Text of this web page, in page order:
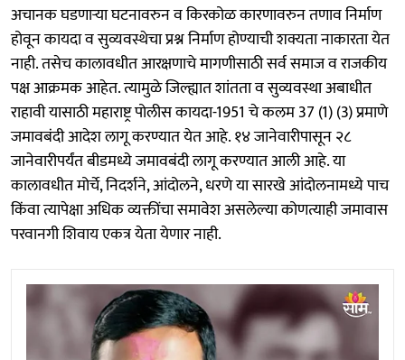
अचानक घडणाऱ्या घटनावरुन व किरकोळ कारणावरुन तणाव निर्माण
होवून कायदा व सुव्यवस्थेचा प्रश्न निर्माण होण्याची शक्यता नाकारता येत
नाही. तसेच कालावधीत आरक्षणाचे मागणीसाठी सर्व समाज व राजकीय
पक्ष आक्रमक आहेत. त्यामुळे जिल्ह्यात शांतता व सुव्यवस्था अबाधीत
राहावी यासाठी महाराष्ट्र पोलीस कायदा-1951 चे कलम 37 (1) (3) प्रमाणे
जमावबंदी आदेश लागू करण्यात येत आहे. १४ जानेवारीपासून २८
जानेवारीपर्यंत बीडमध्ये जमावबंदी लागू करण्यात आली आहे. या
कालावधीत मोर्चे, निदर्शने, आंदोलने, धरणे या सारखे आंदोलनामध्ये पाच
किंवा त्यापेक्षा अधिक व्यक्तींचा समावेश असलेल्या कोणत्याही जमावास
परवानगी शिवाय एकत्र येता येणार नाही.